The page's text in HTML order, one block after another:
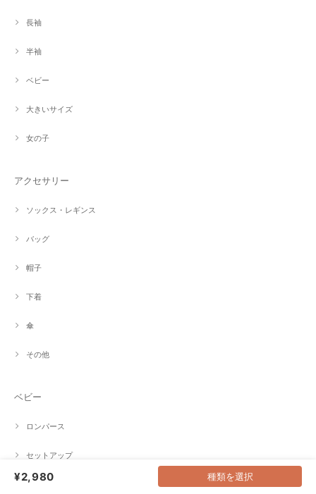
長袖
半袖
ベビー
大きいサイズ
女の子
アクセサリー
ソックス・レギンス
バッグ
帽子
下着
傘
その他
ベビー
ロンパース
セットアップ
その他
¥2,980 種類を選択